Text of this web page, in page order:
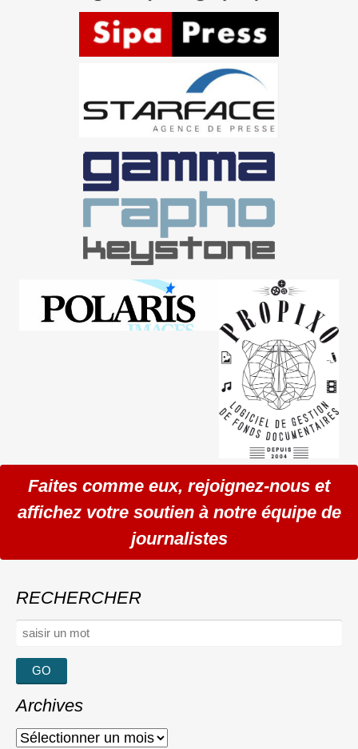
Faites comme eux, rejoignez-nous et
affichez votre soutien à notre équipe de
journalistes
RECHERCHER
Rechercher :
Archives
Archives